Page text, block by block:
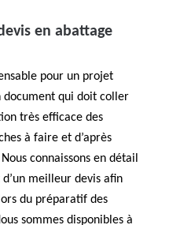
en abattage
pour un projet
document qui doit coller
très efficace des
à faire et d’après
connaissons en détail
d’un meilleur devis afin
du préparatif des
sommes disponibles à